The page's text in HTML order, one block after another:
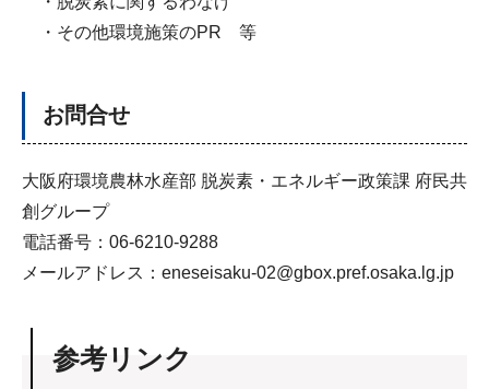
・その他環境施策のPR 等
お問合せ
大阪府環境農林水産部 脱炭素・エネルギー政策課 府民共
創グループ
電話番号：06-6210-9288
メールアドレス：eneseisaku-02@gbox.pref.osaka.lg.jp
参考リンク